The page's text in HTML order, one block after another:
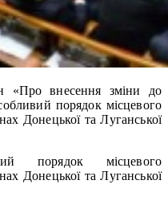
«Про внесення зміни до
порядок місцевого
Донецької та Луганської
порядок місцевого
Донецької та Луганської